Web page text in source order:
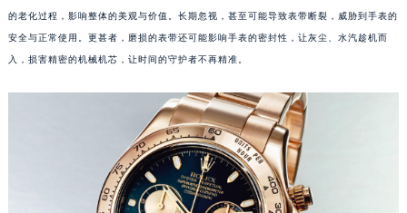
的老化过程，影响整体的美观与价值。长期忽视，甚至可能导致表带断裂，威胁到手表的
安全与正常使用。更甚者，磨损的表带还可能影响手表的密封性，让灰尘、水汽趁机而
入，损害精密的机械机芯，让时间的守护者不再精准。